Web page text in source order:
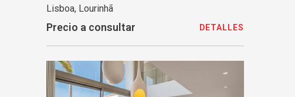
Lisboa, Lourinhã
Precio a consultar DETALLES